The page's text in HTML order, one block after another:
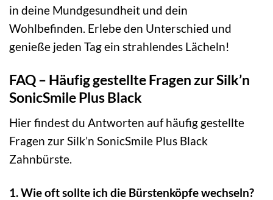
in deine Mundgesundheit und dein
Wohlbefinden. Erlebe den Unterschied und
genieße jeden Tag ein strahlendes Lächeln!
FAQ – Häufig gestellte Fragen zur Silk’n
SonicSmile Plus Black
Hier findest du Antworten auf häufig gestellte
Fragen zur Silk’n SonicSmile Plus Black
Zahnbürste.
1. Wie oft sollte ich die Bürstenköpfe wechseln?